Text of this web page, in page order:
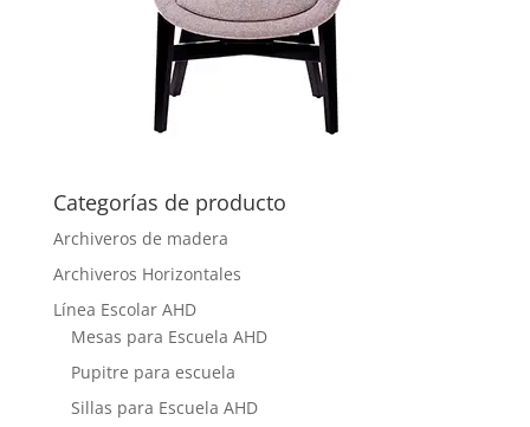
Categorías de producto
Archiveros de madera
Archiveros Horizontales
Línea Escolar AHD
Mesas para Escuela AHD
Pupitre para escuela
Sillas para Escuela AHD